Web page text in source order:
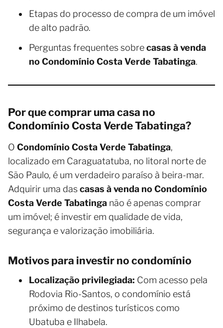
Etapas do processo de compra de um imóvel
de alto padrão.
Perguntas frequentes sobrecasas à venda
no Condomínio Costa Verde Tabatinga.
Por que comprar uma casa no
Condomínio Costa Verde Tabatinga?
O Condomínio Costa Verde Tabatinga,
localizado em Caraguatatuba, no litoral norte de
São Paulo, é um verdadeiro paraíso à beira-mar.
Adquirir uma dascasas à venda no Condomínio
Costa Verde Tabatinga não é apenas comprar
um imóvel; é investir em qualidade de vida,
segurança e valorização imobiliária.
Motivos para investir no condomínio
Localização privilegiada: Com acesso pela
Rodovia Rio-Santos, o condomínio está
próximo de destinos turísticos como
Ubatuba e Ilhabela.